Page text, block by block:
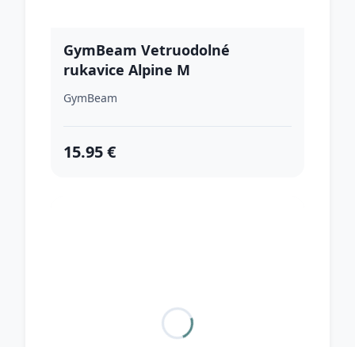
GymBeam Vetruodolné
rukavice Alpine M
GymBeam
15.95 €